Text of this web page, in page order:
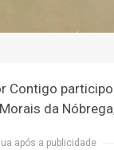
da
após a publicidade